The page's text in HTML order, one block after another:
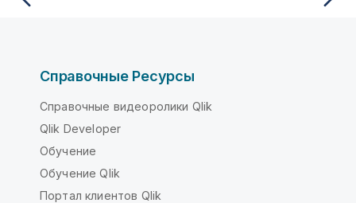
Справочные Ресурсы
Справочные видеоролики Qlik
Qlik Developer
Обучение
Обучение Qlik
Портал клиентов Qlik